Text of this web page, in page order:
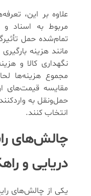
علاوه بر این،
مربوط به اسناد و
تمام‌شده حمل
مانند هزینه
نگهداری کالا و
مجموع هزینه‌ها
مقایسه قیمت‌های
حمل‌ونقل به
انتخاب کنند.
چالش‌های
دریایی و
یکی از چالش‌های